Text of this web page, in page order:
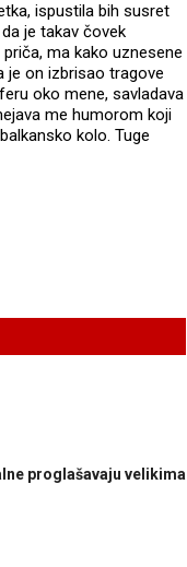
ispustila bih susret
je takav čovek
ma kako uznesene
je on izbrisao tragove
oko mene, savladava
me humorom koji
kolo. Tuge
proglašavaju velikima